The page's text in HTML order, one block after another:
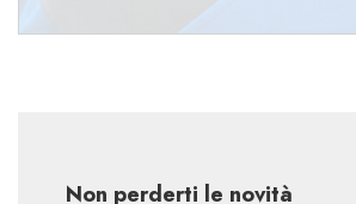
Non perderti le novità